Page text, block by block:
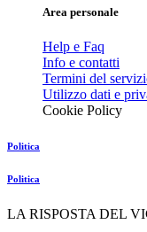
Area personale
Help e Faq
Info e contatti
Termini del
Utilizzo dati e
Cookie Policy
Politica
Politica
LA RISPOSTA DEL